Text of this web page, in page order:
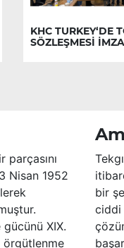
KHC TURKEY‘DE
SÖZLEŞMESİ
Nisan 1952
XIX.
örgütlenme
bir
ciddi